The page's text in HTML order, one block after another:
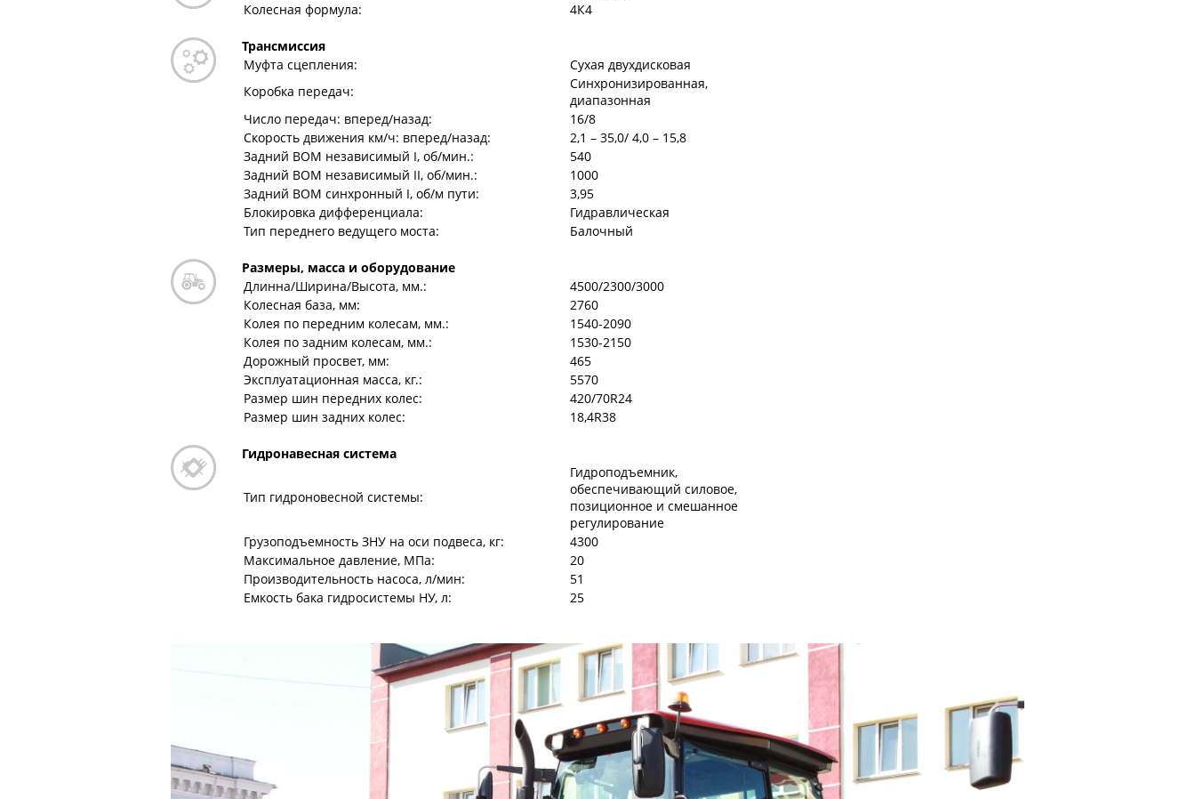
Колесная формула:
4К4
Трансмиссия
Муфта сцепления:
Сухая двухдисковая
Коробка передач:
Синхронизированная,
диапазонная
Число передач: вперед/назад:
16/8
Скорость движения км/ч: вперед/назад:
2,1 – 35,0/ 4,0 – 15,8
Задний ВОМ независимый I, об/мин.:
540
Задний ВОМ независимый II, об/мин.:
1000
Задний ВОМ синхронный I, об/м пути:
3,95
Блокировка дифференциала:
Гидравлическая
Тип переднего ведущего моста:
Балочный
Размеры, масса и оборудование
Длинна/Ширина/Высота, мм.:
4500/2300/3000
Колесная база, мм:
2760
Колея по передним колесам, мм.:
1540-2090
Колея по задним колесам, мм.:
1530-2150
Дорожный просвет, мм:
465
Эксплуатационная масса, кг.:
5570
Размер шин передних колес:
420/70R24
Размер шин задних колес:
18,4R38
Гидронавесная система
Тип гидроновесной системы:
Гидроподъемник,
обеспечивающий силовое,
позиционное и смешанное
регулирование
Грузоподъемность ЗНУ на оси подвеса, кг:
4300
Максимальное давление, МПа:
20
Производительность насоса, л/мин:
51
Емкость бака гидросистемы НУ, л:
25